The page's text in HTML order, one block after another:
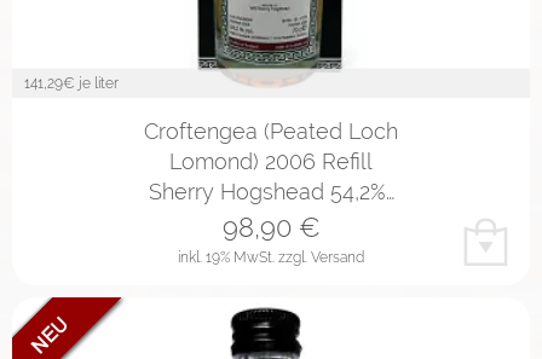
141,29€ je liter
Croftengea (Peated Loch
Lomond) 2006 Refill
Sherry Hogshead 54,2%…
inkl. 19% MwSt. zzgl. Versand
98,90€